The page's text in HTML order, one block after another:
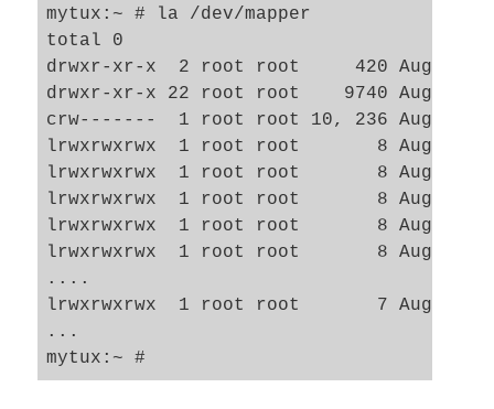
mytux:~ # la /dev/mapper
total 0
drwxr-xr-x  2 root root     420 Aug  6
drwxr-xr-x 22 root root    9740 Aug  6
crw-------  1 root root 10, 236 Aug  6
lrwxrwxrwx  1 root root       8 Aug  6
lrwxrwxrwx  1 root root       8 Aug  6
lrwxrwxrwx  1 root root       8 Aug  6
lrwxrwxrwx  1 root root       8 Aug  6
lrwxrwxrwx  1 root root       8 Aug  6
....
lrwxrwxrwx  1 root root       7 Aug  6
...